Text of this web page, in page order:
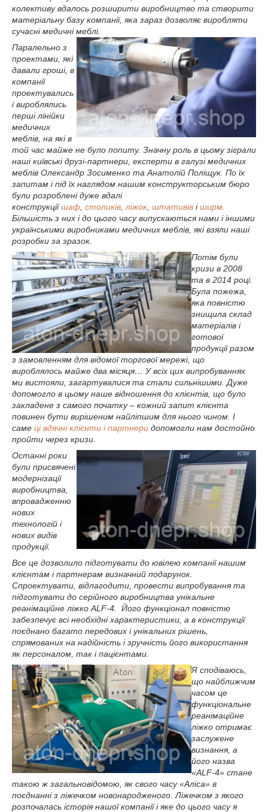
колективу вдалось розширити виробництво та створити
матеріальну базу компанії, яка зараз дозволяє виробляти
сучасні медичні меблі.
Паралельно з
проектами, які
давали гроші, в
компанії
проектувались
і вироблялись
перші лінійки
медичних
меблів, на які в
той час майже не було попиту. Значну роль в цьому зіграли
наші київські друзі-партнери, експерти в галузі медичних
меблів Олександр Зосименко та Анатолій Поліщук. По їх
запитам і під їх наглядом нашим конструкторським бюро
були розроблені дуже вдалі
конструкціїшаф столиків ліжок штативів іширм
Більшість з них і до цього часу випускаються нами і іншими
українськими виробниками медичних меблів, які взяли наші
розробки за зразок.
Потім були
кризи в 2008
та в 2014 році.
Була пожежа,
яка повністю
знищила склад
матеріалів і
готової
продукції разом
з замовленням для відомої торгової мережі, що
вироблялось майже два місяця… У всіх цих випробуваннях
ми вистояли, загартувалися та стали сильнішими. Дуже
допомогло в цьому наше відношення до клієнтів, що було
закладене з самого початку – кожний запит клієнта
повинен бути вирішеним найліпшим для нього чином. І
саме ці вдячні клієнти і партнери допомогли нам достойно
пройти через кризи.
Останні роки
були присвячені
модернізації
виробництва,
впровадженню
нових
технологій і
нових видів
продукції.
Все це дозволило підготувати до ювілею компанії нашим
клієнтам і партнерам визначний подарунок.
Спроектувати, відлагодити, провести випробування та
підготувати до серійного виробництва унікальне
реанімаційне ліжко ALF-4. Його функціонал повністю
забезпечує всі необхідні характеристики, а в конструкції
поєднано багато передових і унікальних рішень,
спрямованих на надійність і зручність його використання
як персоналом, так і пацієнтами.
Я сподіваюсь,
що найближчим
часом це
функціональне
реанімаційне
ліжко отримає
заслужене
визнання, а
його назва
«ALF-4» стане
такою ж загальновідомою, як свого часу «Аліса» в
поєднанні з ліжечком новонародженого. Ліжечком з якого
розпочалась історія нашої компанії і яке до цього часу я